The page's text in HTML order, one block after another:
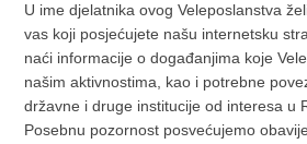
U ime djelatnika ovog Veleposlanstva
vas koji posjećujete našu internetsku
naći informacije o događanjima koje
našim aktivnostima, kao i potrebne
državne i druge institucije od interesa u
Posebnu pozornost posvećujemo